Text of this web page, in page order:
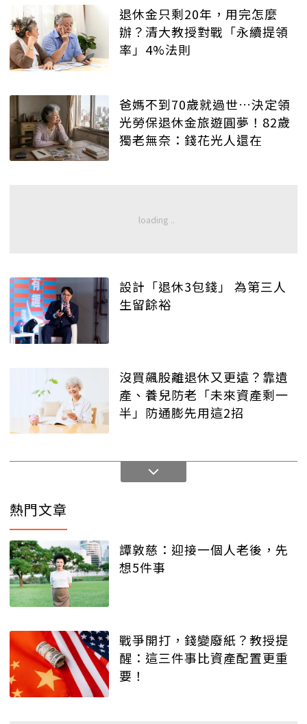
退休金只剩20年，用完怎麼
辦？清大教授對戰「永續提領
率」4%法則
爸媽不到70歲就過世…決定領
光勞保退休金旅遊圓夢！82歲
獨老無奈：錢花光人還在
設計「退休3包錢」 為第三人
生留餘裕
沒買飆股離退休又更遠？靠遺
產、養兒防老「未來資產剩一
半」防通膨先用這2招
熱門文章
譚敦慈：迎接一個人老後，先
想5件事
戰爭開打，錢變廢紙？教授提
醒：這三件事比資產配置更重
要！